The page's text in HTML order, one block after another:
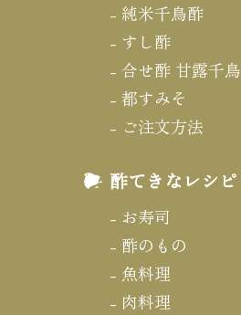
純米千鳥酢
すし酢
合せ酢 甘露千鳥
都すみそ
ご注文方法
酢てきなレシピ
お寿司
酢のもの
魚料理
肉料理